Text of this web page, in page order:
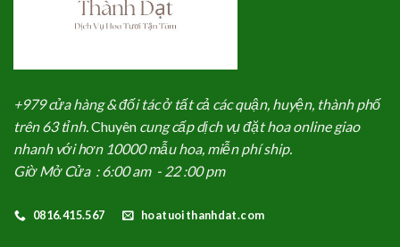
+979 cửa hàng & đối tác ở tất cả các quận, huyện, thành phố
trên 63 tỉnh.Chuyên cung cấp dịch vụ đặt hoa online giao
nhanh với hơn 10000 mẫu hoa, miễn phí ship.
Giờ Mở Cửa : 6:00 am - 22 :00 pm
0816.415.567 hoatuoithanhdat.com